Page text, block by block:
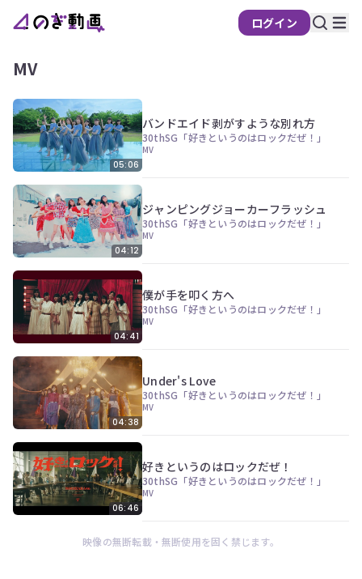
ログイン
MV
05:06
バンドエイド剥がすような別れ方
30thSG「好きというのはロックだぜ！」
MV
04:12
ジャンピングジョーカーフラッシュ
30thSG「好きというのはロックだぜ！」
MV
04:41
僕が手を叩く方へ
30thSG「好きというのはロックだぜ！」
MV
04:38
Under's Love
30thSG「好きというのはロックだぜ！」
MV
06:46
好きというのはロックだぜ！
30thSG「好きというのはロックだぜ！」
MV
映像の無断転載・無断使用を固く禁じます。